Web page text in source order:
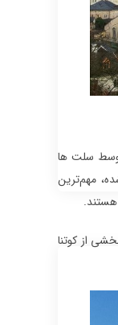
سلت ‌ها
سرامیکی متعددی از قرن پنجم تا یکم قبل از میلاد در سال 1981 کشف شده، مهم‌ترین
در شهرک مالین، که اکنون بخشی از کوتنا